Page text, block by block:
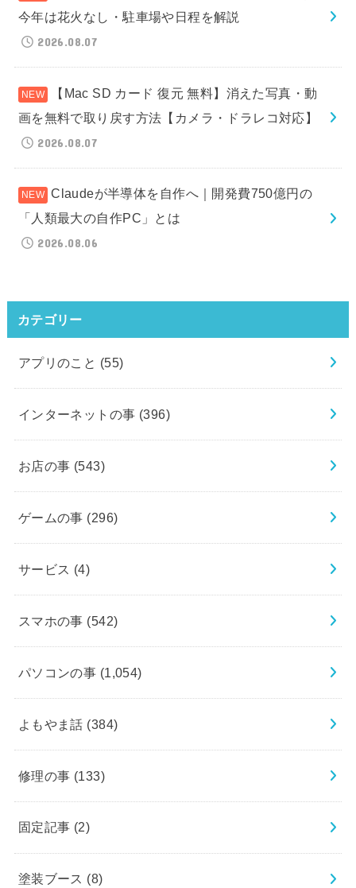
今年は花火なし・駐車場や日程を解説
2026.08.07
【Mac SD カード 復元 無料】消えた写真・動
画を無料で取り戻す方法【カメラ・ドラレコ対応】
2026.08.07
Claudeが半導体を自作へ｜開発費750億円の
「人類最大の自作PC」とは
2026.08.06
カテゴリー
アプリのこと (55)
インターネットの事 (396)
お店の事 (543)
ゲームの事 (296)
サービス (4)
スマホの事 (542)
パソコンの事 (1,054)
よもやま話 (384)
修理の事 (133)
固定記事 (2)
塗装ブース (8)